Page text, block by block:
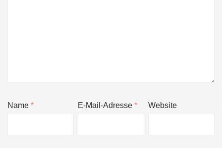
Name* E-Mail-Adresse* Website